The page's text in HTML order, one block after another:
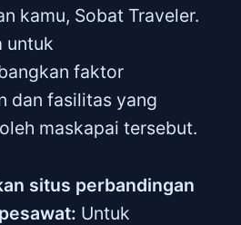
kamu, Sobat Traveler.
untuk
faktor
dan fasilitas yang
maskapai tersebut.
situs perbandingan
Untuk